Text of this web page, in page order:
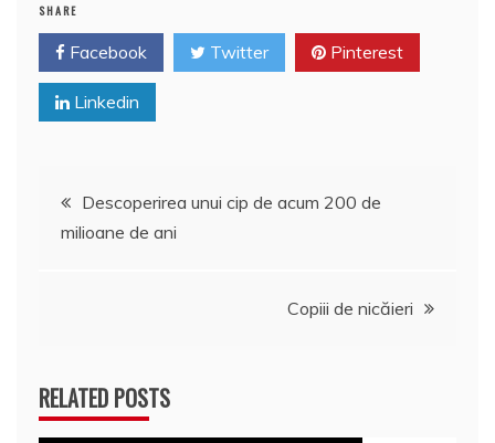
SHARE
Facebook Twitter Pinterest
Linkedin
Navigare
în
Descoperirea unui cip de acum 200 de
milioane de ani
Copiii de nicăieri
RELATED POSTS